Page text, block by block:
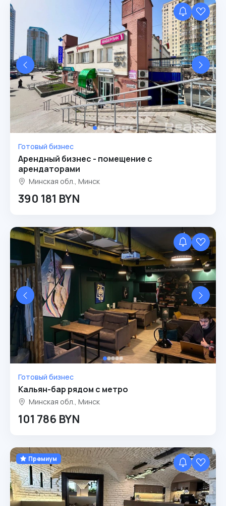
Готовый бизнес
Арендный бизнес - помещение с
арендаторами
Минская обл., Минск
390 181 BYN
Готовый бизнес
Кальян-бар рядом с метро
Минская обл., Минск
101 786 BYN
Премиум